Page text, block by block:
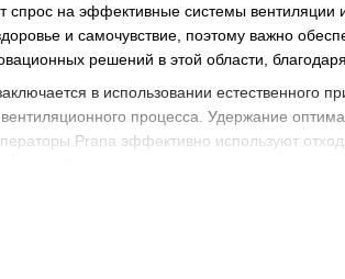
спрос на эффективные системы
и самочувствие, поэтому важно
решений в этой области,
в использовании естественного
процесса. Удержание
Prana эффективно используют